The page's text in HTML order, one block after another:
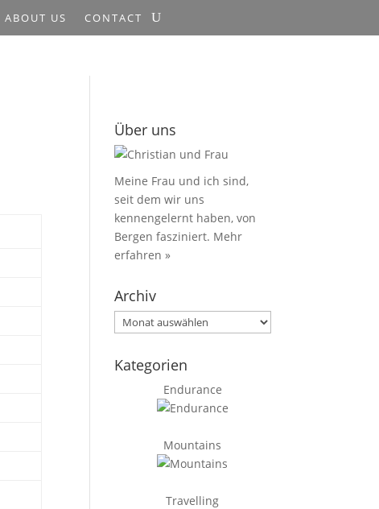
ABOUT US CONTACT
Über uns
Meine Frau und ich sind,
seit dem wir uns
kennengelernt haben, von
Bergen fasziniert. Mehr
erfahren »
Archiv
Archiv
Kategorien
Endurance
Mountains
Travelling